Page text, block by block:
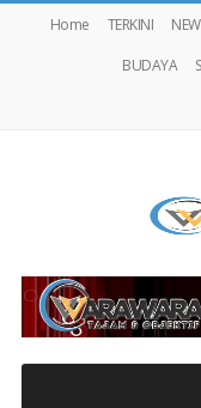
Home TERKINI
BUDAYA